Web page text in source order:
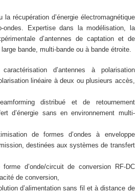
récupération d’énergie électromagnétique
ondes. Expertise dans la modélisation, la
d’antennes de captation et de
bande, multi-bande ou à bande étroite.
d’antennes à polarisation
linéaire à deux ou plusieurs accès,
distribué et de retournement
d’énergie sans en environnement multi-
de formes d’ondes à enveloppe
destinées aux systèmes de transfert
forme d’onde/circuit de conversion RF-DC
de conversion,
d’alimentation sans fil et à distance de